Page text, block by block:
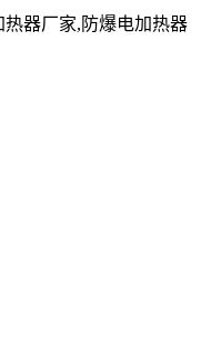
器厂家,防爆电加热器